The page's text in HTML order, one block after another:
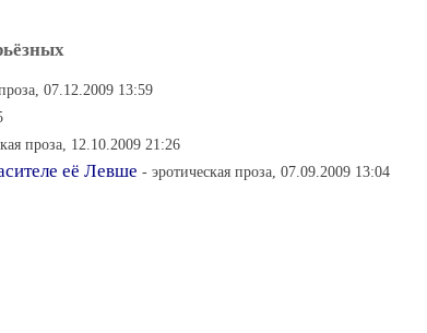
07.12.2009 13:59
проза, 12.10.2009 21:26
её Левше - эротическая проза, 07.09.2009 13:04